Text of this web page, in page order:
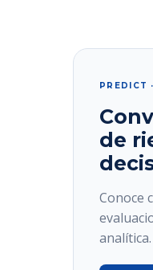
PREDICT
de
Conoce
analítica.